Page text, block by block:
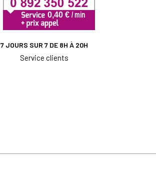
7 JOURS SUR 7 DE 8H À 20H
Service clients